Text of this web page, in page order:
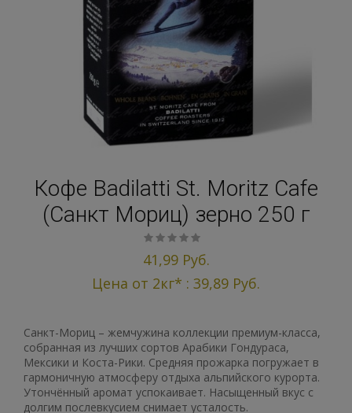
Кофе Badilatti St. Moritz Cafe
(Санкт Мориц) зерно 250 г
o
u
t
5
a
s
e
d
o
n
0
41,99 Руб.
Цена от 2кг* : 39,89 Руб.
Санкт-Мориц – жемчужина коллекции премиум-класса,
собранная из лучших сортов Арабики Гондураса,
Мексики и Коста-Рики. Средняя прожарка погружает в
гармоничную атмосферу отдыха альпийского курорта.
Утончённый аромат успокаивает. Насыщенный вкус с
долгим послевкусием снимает усталость.